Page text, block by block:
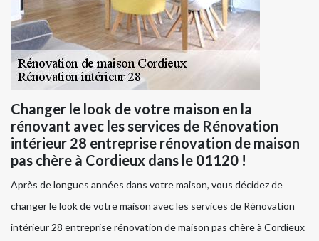
Changer le look de votre maison en la
rénovant avec les services de Rénovation
intérieur 28 entreprise rénovation de maison
pas chère à Cordieux dans le 01120 !
Après de longues années dans votre maison, vous décidez de
changer le look de votre maison avec les services de Rénovation
intérieur 28 entreprise rénovation de maison pas chère à Cordieux